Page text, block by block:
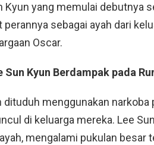
Kyun yang memulai debutnya
perannya sebagai ayah dari
Oscar.
Sun Kyun Berdampak pada
dituduh menggunakan narkoba
di keluarga mereka. Lee
mengalami pukulan besar